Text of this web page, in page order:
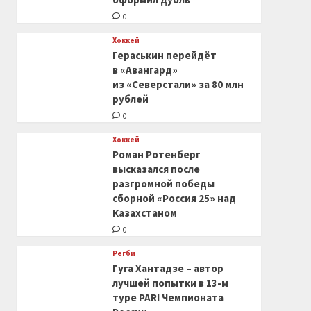
0
Хоккей
Гераськин перейдёт
в «Авангард»
из «Северстали» за 80 млн
рублей
0
Хоккей
Роман Ротенберг
высказался после
разгромной победы
сборной «Россия 25» над
Казахстаном
0
Регби
Гуга Хантадзе – автор
лучшей попытки в 13-м
туре PARI Чемпионата